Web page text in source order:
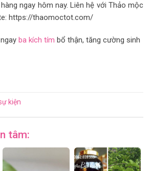
ngay hôm nay. Liên hệ với Thảo mộc
https://thaomoctot.com/
ba kích tím bổ thận, tăng cường sinh
kiện
tâm: